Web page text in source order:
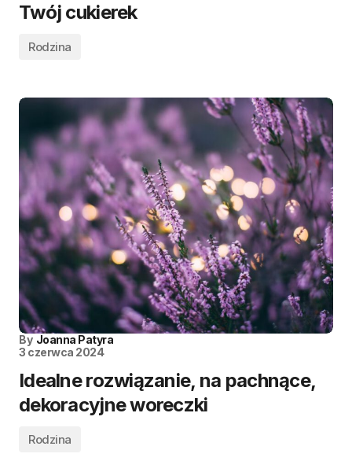
Twój cukierek
Rodzina
By Joanna Patyra
3 czerwca 2024
Idealne rozwiązanie, na pachnące,
dekoracyjne woreczki
Rodzina